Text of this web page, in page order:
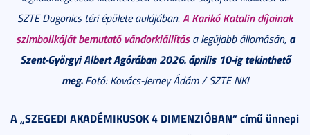
SZTE Dugonics téri épülete aulájában.A Karikó Katalin díjainak
szimbolikáját bemutató vándorkiállítás a legújabb állomásán, a
Szent-Györgyi Albert Agórában 2026. április 10-ig tekinthető
meg.Fotó: Kovács-Jerney Ádám / SZTE NKI
A „SZEGEDI AKADÉMIKUSOK 4 DIMENZIÓBAN” című ünnepi